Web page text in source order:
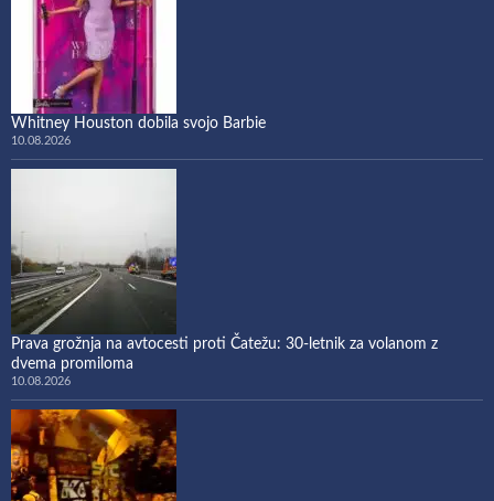
Whitney Houston dobila svojo Barbie
10.08.2026
Prava grožnja na avtocesti proti Čatežu: 30-letnik za volanom z
dvema promiloma
10.08.2026